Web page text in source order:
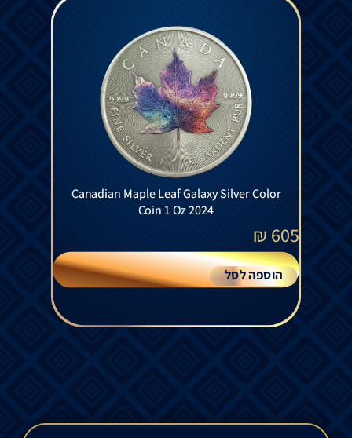
Canadian Maple Leaf Galaxy Silver Color
Coin 1 Oz 2024
605
₪
הוספה לסל